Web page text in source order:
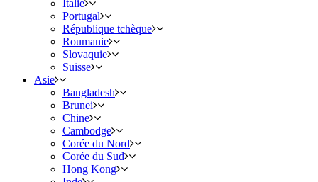
Italie
Portugal
République tchèque
Roumanie
Slovaquie
Suisse
Asie
Bangladesh
Brunei
Chine
Cambodge
Corée du Nord
Corée du Sud
Hong Kong